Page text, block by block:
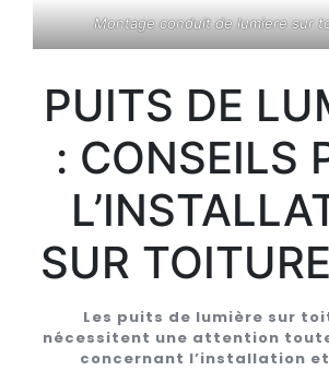
Montage conduit de lumiere sur
PUITS DE
: CONSEILS
SUR
Les puits de lumière sur
nécessitent une attention
concernant l’installation